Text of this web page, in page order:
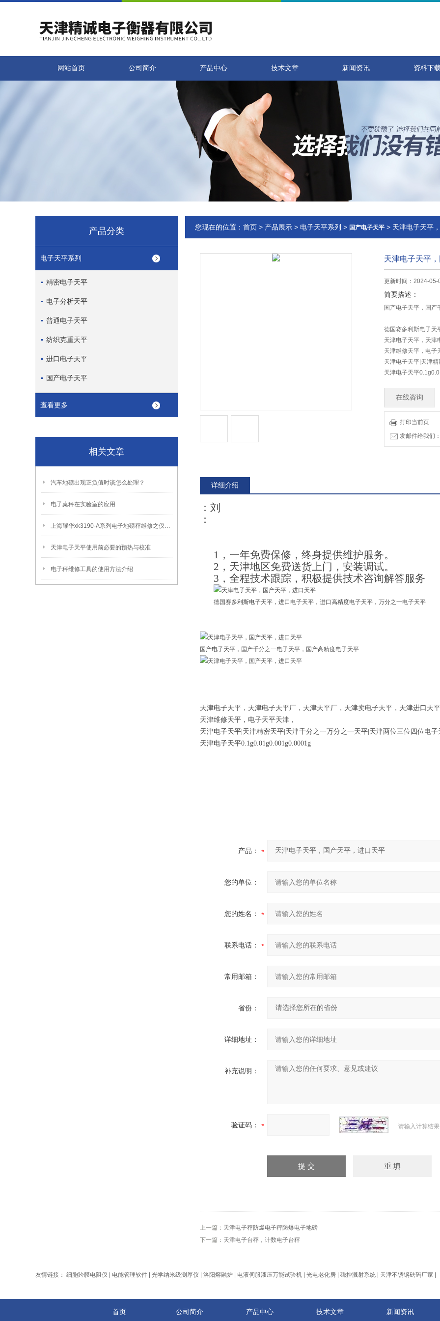
网站首页 公司简介 产品中心 技术文章 新闻资讯 资料下
产品分类
电子天平系列
精密电子天平
电子分析天平
普通电子天平
纺织克重天平
进口电子天平
国产电子天平
查看更多
相关文章
汽车地磅出现正负值时该怎么处理？
电子桌秤在实验室的应用
上海耀华xk3190-A系列电子地磅秤维修之仪表常见错误代码
天津电子天平使用前必要的预热与校准
电子秤维修工具的使用方法介绍
您现在的位置： 首页 > 产品展示 > 电子天平系列 > 国产电子天平 > 天津电子天平
天津电子天平
更新时间：2024-05-
简要描述：
国产电子天平，国产
德国赛多利斯电子天
天津电子天平，天津
天津维修天平，电子
天津电子天平|天津
天津电子天平
在线咨询
打印当前页
发邮件给我们
详细介绍
：刘
：
1，一年免费保修，终身提供维护服务。
2， 天津地区免费送货上门，安装调试。
3，全程技术跟踪，积极提供技术咨询解答服务
德国赛多利斯电子天平，进口电子天平，进口高精度电子天平，万分之一电子天平
国产电子天平，国产千分之一电子天平，国产高精度电子天平
天津电子天平，天津电子天平厂，天津天平厂，天津卖电子天平，天津进口天平
天津维修天平，电子天平天津，
天津电子天平|天津精密天平|天津千分之一万分之一天平|天津两位三位四位电子
天津电子天平0.1g0.01g0.001g0.0001g
产品：
您的单位：
您的姓名：
联系电话：
常用邮箱：
省份：
详细地址：
补充说明：
验证码： 请输入计算结
上一篇： 天津电子秤防爆电子秤防爆电子地磅
下一篇： 天津电子台秤，计数电子台秤
友情链接： 细胞跨膜电阻仪 电能管理软件 光学纳米级测厚仪 洛阳熔融炉 电液伺服液压万能试验机 光电老化房 磁控溅射系统 天津不锈钢砝码厂家
首页 公司简介 产品中心 技术文章 新闻资讯